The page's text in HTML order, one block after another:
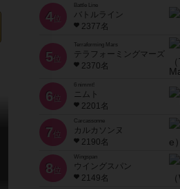
4位
Battle Line
バトルライン
2377名
5位
Terraforming Mars
テラフォーミングマーズ
2370名
6位
6 nimmt!
ニムト
2201名
7位
Carcassonne
カルカソンヌ
2190名
8位
Wingspan
ウイングスパン
2149名